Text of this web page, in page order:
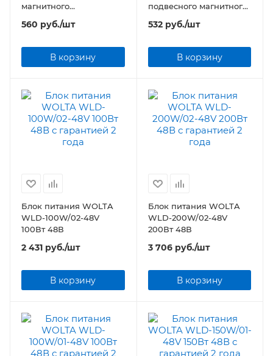
магнитного
шинопровода WOLTA
WML-RMC/02B черный
560 руб./шт
В корзину
подвесного магнитного
шинопровода WOLTA
WML-SMC/01B черный
532руб./шт
В корзину
Блок питания WOLTA
WLD-100W/02-48V
100Вт 48В
2 431 руб./шт
В корзину
Блок питания WOLTA
WLD-200W/02-48V
200Вт 48В
3 706руб./шт
В корзину